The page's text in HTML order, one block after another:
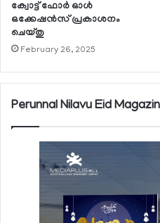
ക്വോട്ട് ഫോര്‍ ഓള്‍
ഒക്കേഷന്‍സ് പ്രകാശനം
ചെയ്തു
February 26, 2025
Perunnal Nilavu Eid